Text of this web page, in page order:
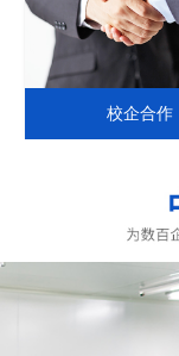
校企合作